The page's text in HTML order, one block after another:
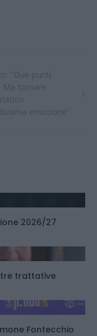
2026/27
trattative
Fontecchio